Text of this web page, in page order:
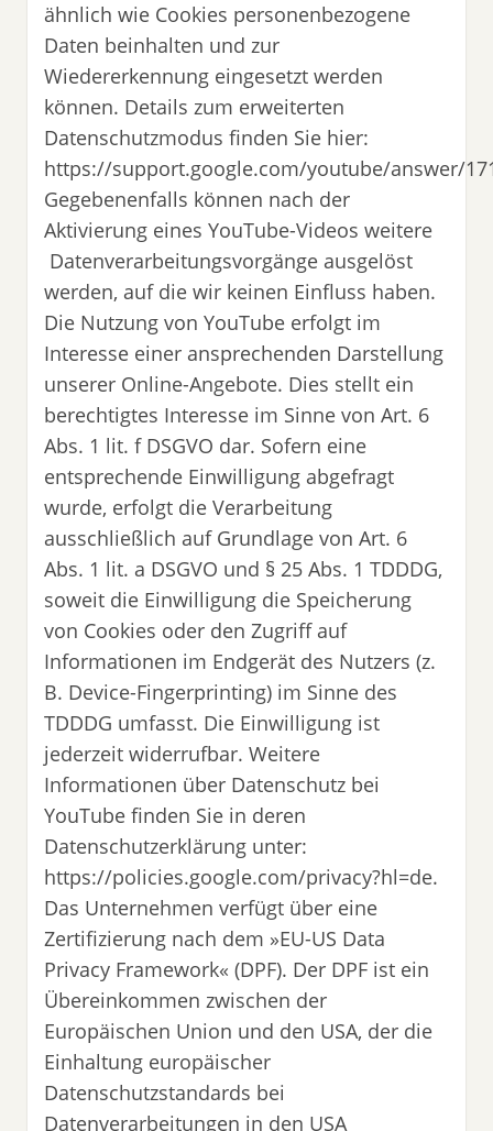
ähnlich wie Cookies personenbezogene
Daten beinhalten und zur
Wiedererkennung eingesetzt werden
können. Details zum erweiterten
Datenschutzmodus finden Sie hier:
https://support.google.com/youtube/answer/
Gegebenenfalls können nach der
Aktivierung eines YouTube-Videos weitere
Datenverarbeitungsvorgänge ausgelöst
werden, auf die wir keinen Einfluss haben.
Die Nutzung von YouTube erfolgt im
Interesse einer ansprechenden Darstellung
unserer Online-Angebote. Dies stellt ein
berechtigtes Interesse im Sinne von Art. 6
Abs. 1 lit. f DSGVO dar. Sofern eine
entsprechende Einwilligung abgefragt
wurde, erfolgt die Verarbeitung
ausschließlich auf Grundlage von Art. 6
Abs. 1 lit. a DSGVO und § 25 Abs. 1 TDDDG,
soweit die Einwilligung die Speicherung
von Cookies oder den Zugriff auf
Informationen im Endgerät des Nutzers (z.
B. Device-Fingerprinting) im Sinne des
TDDDG umfasst. Die Einwilligung ist
jederzeit widerrufbar. Weitere
Informationen über Datenschutz bei
YouTube finden Sie in deren
Datenschutzerklärung unter:
https://policies.google.com/privacy?hl=de.
Das Unternehmen verfügt über eine
Zertifizierung nach dem »EU-US Data
Privacy Framework« (DPF). Der DPF ist ein
Übereinkommen zwischen der
Europäischen Union und den USA, der die
Einhaltung europäischer
Datenschutzstandards bei
Datenverarbeitungen in den USA